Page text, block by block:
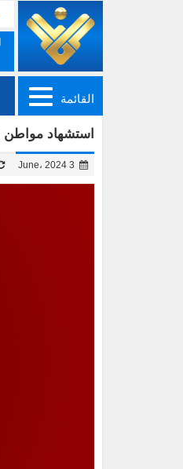
القائمة
استشهاد